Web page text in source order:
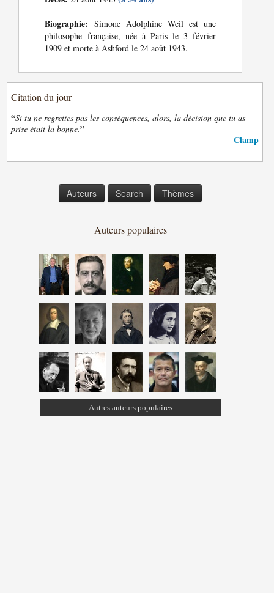
Biographie: Simone Adolphine Weil est une
philosophe française, née à Paris le 3 février
1909 et morte à Ashford le 24 août 1943.
Citation du jour
“Si tu ne regrettes pas les conséquences, alors, la décision que tu as
prise était la bonne.”
— Clamp
Auteurs Search Thèmes
Auteurs populaires
Autres auteurs populaires